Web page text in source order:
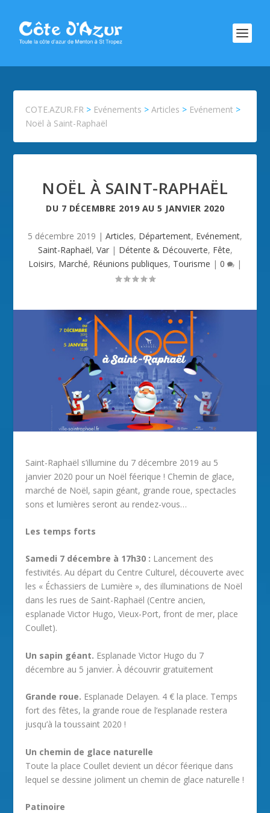
COTE.AZUR.FR > Evénements >Articles > Evénement >
Noël à Saint-Raphaël
NOËL À SAINT-RAPHAËL
DU 7 DÉCEMBRE 2019 AU 5 JANVIER 2020
5 décembre 2019 | Articles, Département, Evénement,
Saint-Raphaël, Var| Détente & Découverte, Fête,
Loisirs, Marché, Réunions publiques, Tourisme | 0 |
Saint-Raphaël s’illumine du 7 décembre 2019 au 5
janvier 2020 pour un Noël féerique ! Chemin de glace,
marché de Noël, sapin géant, grande roue, spectacles
sons et lumières seront au rendez-vous…
Les temps forts
Samedi 7 décembre à 17h30 : Lancement des
festivités. Au départ du Centre Culturel, découverte avec
les « Échassiers de Lumière », des illuminations de Noël
dans les rues de Saint-Raphaël (Centre ancien,
esplanade Victor Hugo, Vieux-Port, front de mer, place
Coullet).
Un sapin géant. Esplanade Victor Hugo du 7
décembre au 5 janvier. À découvrir gratuitement
Grande roue. Esplanade Delayen. 4 € la place. Temps
fort des fêtes, la grande roue de l’esplanade restera
jusqu’à la toussaint 2020 !
Un chemin de glace naturelle
Toute la place Coullet devient un décor féerique dans
lequel se dessine joliment un chemin de glace naturelle !
Patinoire